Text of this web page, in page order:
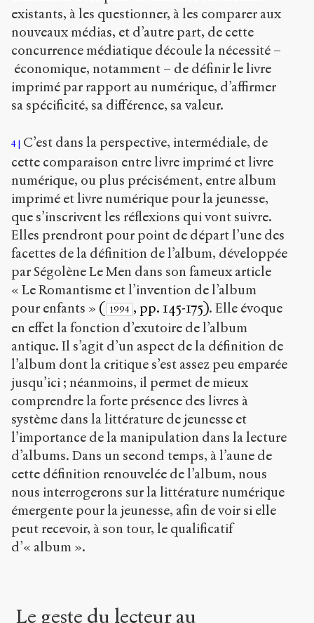
existants, à les questionner, à les comparer aux
nouveaux médias, et d’autre part, de cette
concurrence médiatique découle la nécessité –
économique, notamment – de définir le livre
imprimé par rapport au numérique, d’affirmer
sa spécificité, sa différence, sa valeur.
4
C’est dans la perspective, intermédiale, de
cette comparaison entre livre imprimé et livre
numérique, ou plus précisément, entre album
imprimé et livre numérique pour la jeunesse,
que s’inscrivent les réflexions qui vont suivre.
Elles prendront pour point de départ l’une des
facettes de la définition de l’album, développée
par Ségolène Le Men dans son fameux article
« Le Romantisme et l’invention de l’album
pour enfants » ( 1994 , pp. 145-175). Elle évoque
en effet la fonction d’exutoire de l’album
antique. Il s’agit d’un aspect de la définition de
l’album dont la critique s’est assez peu emparée
jusqu’ici ; néanmoins, il permet de mieux
comprendre la forte présence des livres à
système dans la littérature de jeunesse et
l’importance de la manipulation dans la lecture
d’albums. Dans un second temps, à l’aune de
cette définition renouvelée de l’album, nous
nous interrogerons sur la littérature numérique
émergente pour la jeunesse, afin de voir si elle
peut recevoir, à son tour, le qualificatif
d’« album ».
Le geste du lecteur au